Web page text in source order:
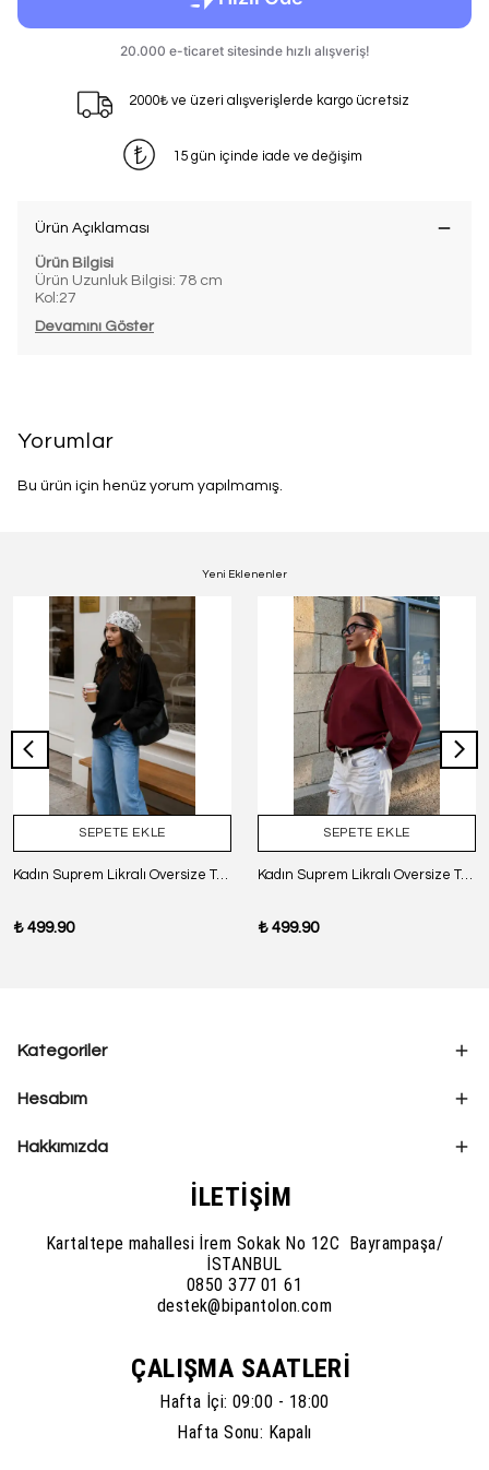
2000₺ ve üzeri alışverişlerde kargo ücretsiz
15 gün içinde iade ve değişim
Ürün Açıklaması
Ürün Bilgisi
Ürün Uzunluk Bilgisi: 78 cm
Kol:27
Devamını Göster
Yorumlar
Bu ürün için henüz yorum yapılmamış.
Yeni Eklenenler
SEPETE EKLE
Kadın Suprem Likralı Oversize T-Shirt - SİYAH
₺ 499.90
SEPETE EKLE
Kadın Suprem Likralı Oversize T-Shirt - BORDO
₺ 499.90
Kategoriler
Hesabım
Hakkımızda
İLETİŞİM
Kartaltepe mahallesi İrem Sokak No 12C Bayrampaşa/
İSTANBUL
0850 377 01 61
destek@bipantolon.com
ÇALIŞMA SAATLERİ
Hafta İçi: 09:00 - 18:00
Hafta Sonu: Kapalı